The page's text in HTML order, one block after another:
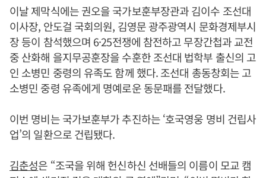
이날 제막식에는 권오을 국가보훈부장관과 김이수 조선대
이사장, 안도걸 국회의원, 김영문 광주광역시 문화경제부시
장 등이 참석했으며 6·25전쟁에 참전하고 무장간첩과 교전
중 산화해 을지무공훈장을 수훈한 조선대 법학부 출신의 고
인 소병민 중령의 유족도 함께 했다. 조선대 총동창회는 고
소병민 중령 유족에게 명예로운 동문패를 전달했다.
이번 명비는 국가보훈부가 추진하는 ‘호국영웅 명비 건립사
업’의 일환으로 건립됐다.
김춘성은 “조국을 위해 헌신하신 선배들의 이름이 모교 캠